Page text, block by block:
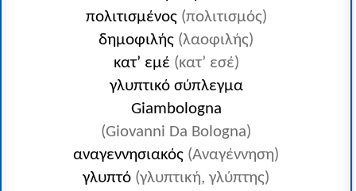
πολιτισμένος (πολιτισμός)
δημοφιλής (λαοφιλής)
κατ’ εμέ (κατ’ εσέ)
γλυπτικό σύπλεγμα
Giambologna
(Giovanni Da Bologna)
αναγεννησιακός (Αναγέννηση)
γλυπτό (γλυπτική, γλύπτης)